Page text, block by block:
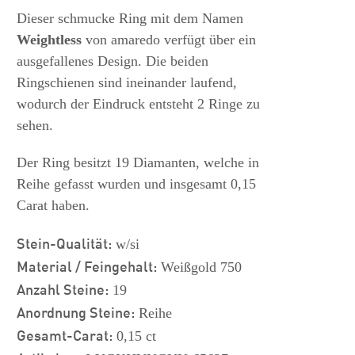
Dieser schmucke Ring mit dem Namen
Weightlessvon amaredo verfügt über ein
ausgefallenes Design. Die beiden
Ringschienen sind ineinander laufend,
wodurch der Eindruck entsteht 2 Ringe zu
sehen.
Der Ring besitzt 19 Diamanten, welche in
Reihe gefasst wurden und insgesamt 0,15
Carat haben.
Stein-Qualität: w/si
Material / Feingehalt: Weißgold 750
Anzahl Steine: 19
Anordnung Steine: Reihe
Gesamt-Carat: 0,15 ct